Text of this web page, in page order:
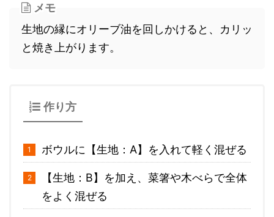
メモ
生地の縁にオリーブ油を回しかけると、カリッ
と焼き上がります。
作り方
ボウルに【生地：A】を入れて軽く混ぜる
【生地：B】を加え、菜箸や木べらで全体
をよく混ぜる